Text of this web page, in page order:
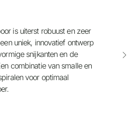
is uiterst robuust en zeer
uniek, innovatief ontwerp
snijkanten en de
combinatie van smalle en
voor optimaal